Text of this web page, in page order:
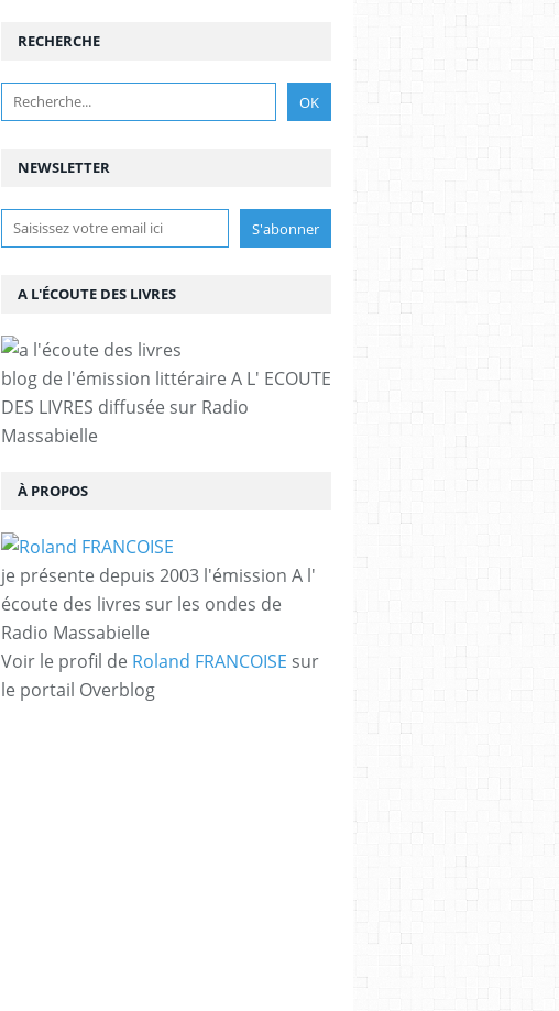
NEWSLETTER
RECHERCHE
A L'ÉCOUTE DES LIVRES
blog de l'émission littéraire A L' ECOUTE
DES LIVRES diffusée sur Radio
Massabielle
À PROPOS
je présente depuis 2003 l'émission A l'
écoute des livres sur les ondes de
Radio Massabielle
Voir le profil de Roland FRANCOISE sur
le portail Overblog